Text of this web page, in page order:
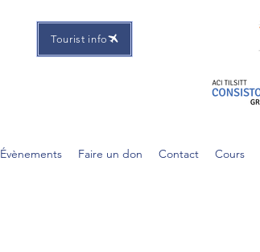
Tourist info
Évènements Faire un don Contact Cours